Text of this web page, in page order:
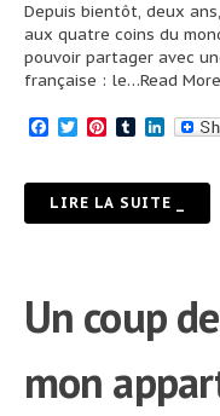
Depuis bientôt, deux
aux quatre coins du
pouvoir partager avec
française : le…Read More
Facebook
TwitterPinterest
Tumblr
LIRE LA SUITE _
Un coup
mon